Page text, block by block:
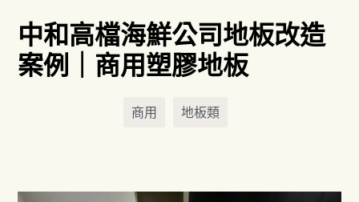
中和高檔海鮮公司地板改造
案例｜商用塑膠地板
商用 地板類